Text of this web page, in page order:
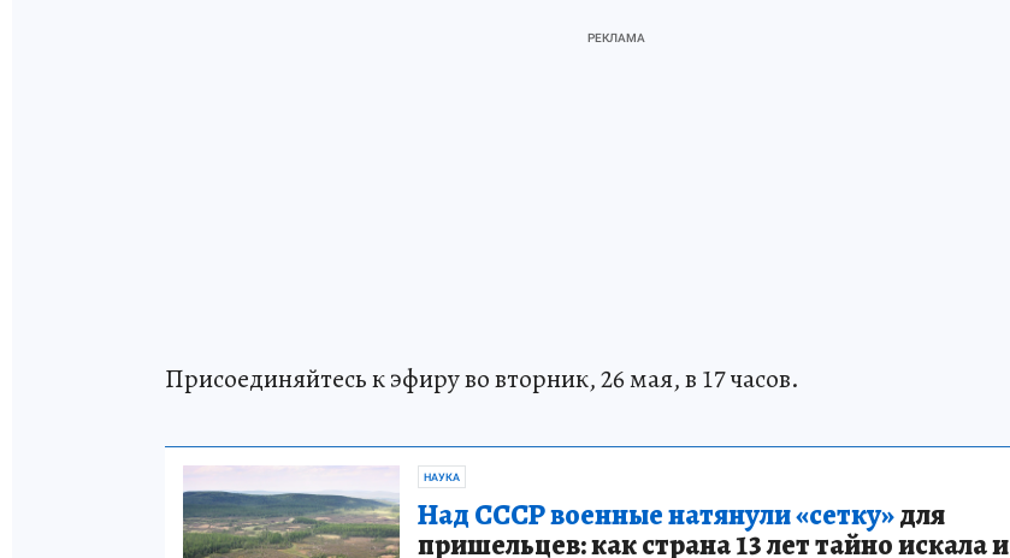
Присоединяйтесь к эфиру во вторник, 26 мая, в 17 часов.
НАУКА
Над СССР военные натянули «сетку»для
пришельцев: как страна 13 лет тайно искала и